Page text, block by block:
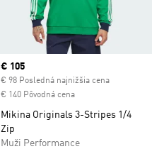
Current price
€ 105
€ 98 Posledná najnižšia cena
€ 140 Pôvodná cena
Mikina Originals 3-Stripes 1/4
Zip
Muži Performance